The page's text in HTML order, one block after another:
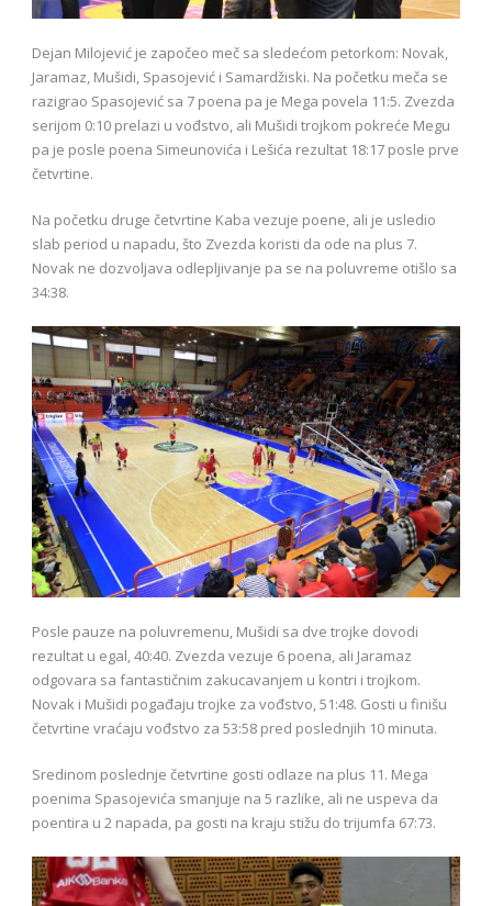
Dejan Milojević je započeo meč sa sledećom petorkom: Novak,
Jaramaz, Mušidi, Spasojević i Samardžiski. Na početku meča se
razigrao Spasojević sa 7 poena pa je Mega povela 11:5. Zvezda
serijom 0:10 prelazi u vođstvo, ali Mušidi trojkom pokreće Megu
pa je posle poena Simeunovića i Lešića rezultat 18:17 posle prve
četvrtine.
Na početku druge četvrtine Kaba vezuje poene, ali je usledio
slab period u napadu, što Zvezda koristi da ode na plus 7.
Novak ne dozvoljava odlepljivanje pa se na poluvreme otišlo sa
34:38.
Posle pauze na poluvremenu, Mušidi sa dve trojke dovodi
rezultat u egal, 40:40. Zvezda vezuje 6 poena, ali Jaramaz
odgovara sa fantastičnim zakucavanjem u kontri i trojkom.
Novak i Mušidi pogađaju trojke za vođstvo, 51:48. Gosti u finišu
četvrtine vraćaju vođstvo za 53:58 pred poslednjih 10 minuta.
Sredinom poslednje četvrtine gosti odlaze na plus 11. Mega
poenima Spasojevića smanjuje na 5 razlike, ali ne uspeva da
poentira u 2 napada, pa gosti na kraju stižu do trijumfa 67:73.